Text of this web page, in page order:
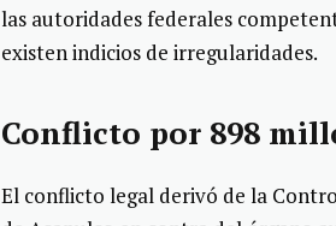
las autoridades federales
existen indicios de irregularidades.
Conflicto por 898
El conflicto legal derivó de la